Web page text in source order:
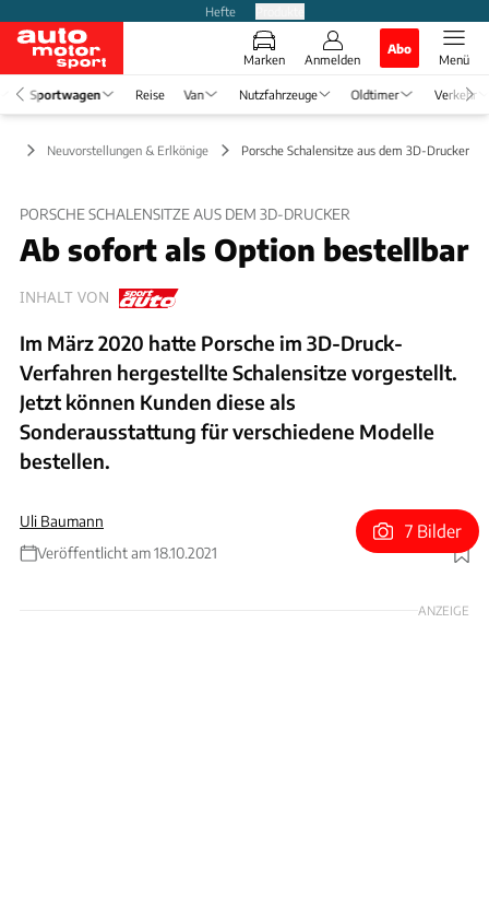
Hefte
Marken Anmelden
Abo
Menü
Sportwagen Reise Van Nutzfahrzeuge Oldtimer Verkehr
Neuvorstellungen & Erlkönige Porsche Schalensitze aus dem 3D-Drucker
PORSCHE SCHALENSITZE AUS DEM 3D-DRUCKER
Ab sofort als Option bestellbar
INHALT VON
Im März 2020 hatte Porsche im 3D-Druck-
Verfahren hergestellte Schalensitze vorgestellt.
Jetzt können Kunden diese als
Sonderausstattung für verschiedene Modelle
bestellen.
Uli Baumann
Veröffentlicht am 18.10.2021
Foto: Porsche
7 Bilder
ANZEIGE